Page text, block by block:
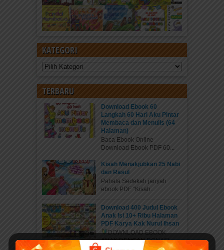
KATEGORI
Kategori
TERBARU
Download Ebook 60
Langkah 60 Hari Aku Pintar
Membaca dan Menulis (64
Halaman)
Baca Ebook Online
Download Ebook PDF 60...
Kisah Menakjubkan 25 Nabi
dan Rasul
Pahala Sedekah jariyah
ebook PDF “Kisah...
Download 400 Judul Ebook
Anak Isi 10+ Ribu Halaman
PDF Karya Kak Nurul Ihsan
DOWNLOAD EBOOK
ANAK DENGAN DONASI...